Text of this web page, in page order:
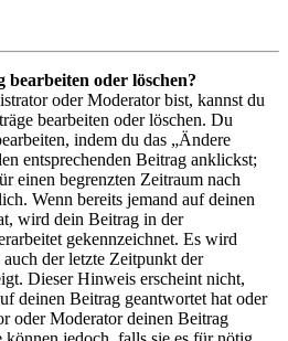
oder löschen?
oder Moderator bist, kannst du
bearbeiten oder löschen. Du
indem du das „Ändere
entsprechenden Beitrag anklickst;
einen begrenzten Zeitraum nach
Wenn bereits jemand auf deinen
wird dein Beitrag in der
gekennzeichnet. Es wird
der letzte Zeitpunkt der
Dieser Hinweis erscheint nicht,
deinen Beitrag geantwortet hat oder
oder Moderator deinen Beitrag